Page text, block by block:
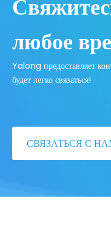
любое
Yalong предоставляет
будет легко связаться!
СВЯЗАТЬСЯ С